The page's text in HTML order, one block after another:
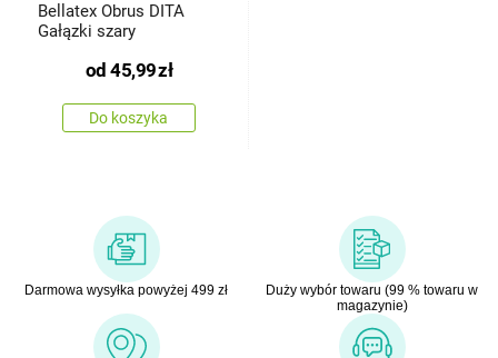
Bellatex Obrus DITA
Gałązki szary
od 45,99zł
Do koszyka
Darmowa wysyłka powyżej 499 zł
Duży wybór towaru (99 % towaru w
magazynie)